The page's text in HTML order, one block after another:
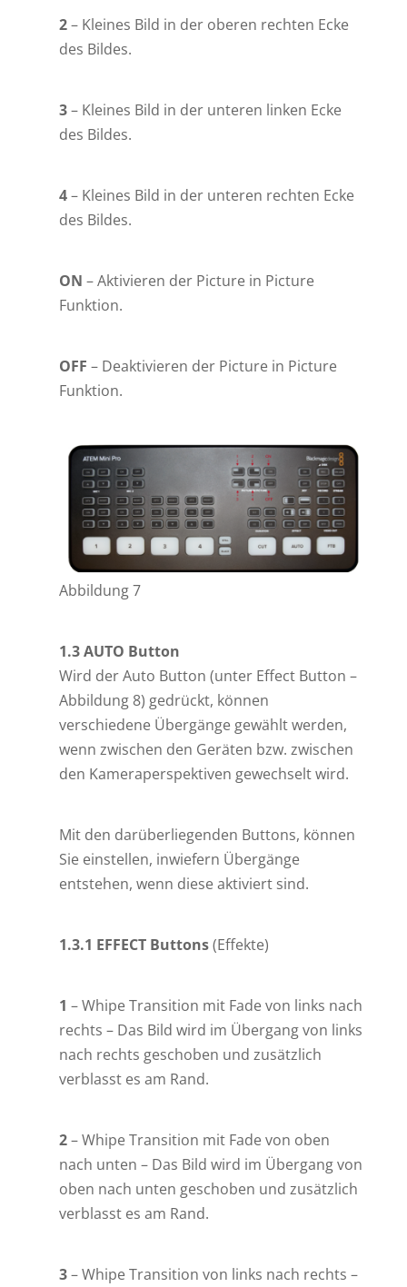
2– Kleines Bild in der oberen rechten Ecke
des Bildes.
3– Kleines Bild in der unteren linken Ecke
des Bildes.
4– Kleines Bild in der unteren rechten Ecke
des Bildes.
ON – Aktivieren der Picture in Picture
Funktion.
OFF – Deaktivieren der Picture in Picture
Funktion.
Abbildung 7
1.3 AUTO Button
Wird der Auto Button (unter Effect Button –
Abbildung 8) gedrückt, können
verschiedene Übergänge gewählt werden,
wenn zwischen den Geräten bzw. zwischen
den Kameraperspektiven gewechselt wird.
Mit den darüberliegenden Buttons, können
Sie einstellen, inwiefern Übergänge
entstehen, wenn diese aktiviert sind.
1.3.1 EFFECT Buttons(Effekte)
1 – Whipe Transition mit Fade von links nach
rechts – Das Bild wird im Übergang von links
nach rechts geschoben und zusätzlich
verblasst es am Rand.
2– Whipe Transition mit Fade von oben
nach unten – Das Bild wird im Übergang von
oben nach unten geschoben und zusätzlich
verblasst es am Rand.
3– Whipe Transition von links nach rechts –